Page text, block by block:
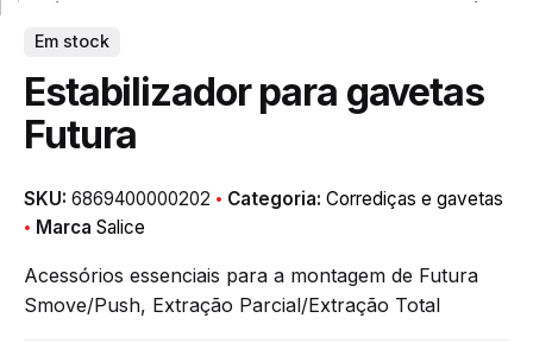
Em stock
Estabilizador para gavetas
Futura
SKU: 6869400000202 Categoria: Corrediças e gavetas
Marca Salice
Acessórios essenciais para a montagem de Futura
Smove/Push, Extração Parcial/Extração Total